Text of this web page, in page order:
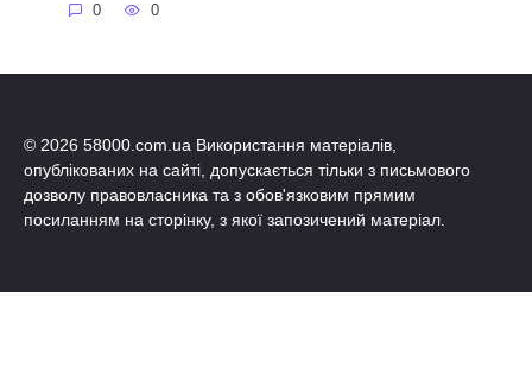
0 0
© 2026 58000.com.ua Використання матеріалів,
опублікованих на сайті, допускається тільки з письмового
дозволу правовласника та з обов'язковим прямим
посиланням на сторінку, з якої запозичений матеріал.